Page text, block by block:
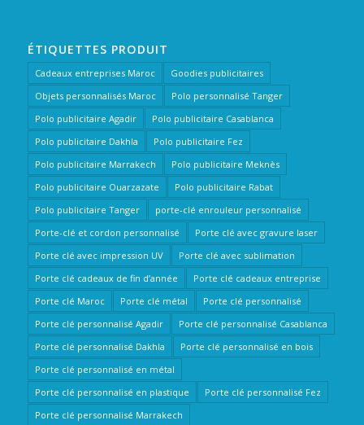
ÉTIQUETTES PRODUIT
Cadeaux entreprises Maroc
Goodies publicitaires
Objets personnalisés Maroc
Polo personnalisé Tanger
Polo publicitaire Agadir
Polo publicitaire Casablanca
Polo publicitaire Dakhla
Polo publicitaire Fez
Polo publicitaire Marrakech
Polo publicitaire Meknès
Polo publicitaire Ouarzazate
Polo publicitaire Rabat
Polo publicitaire Tanger
porte-clé enrouleur personnalisé
Porte-clé et cordon personnalisé
Porte clé avec gravure laser
Porte clé avec impression UV
Porte clé avec sublimation
Porte clé cadeaux de fin d’année
Porte clé cadeaux entreprise
Porte clé Maroc
Porte clé métal
Porte clé personnalisé
Porte clé personnalisé Agadir
Porte clé personnalisé Casablanca
Porte clé personnalisé Dakhla
Porte clé personnalisé en bois
Porte clé personnalisé en métal
Porte clé personnalisé en plastique
Porte clé personnalisé Fez
Porte clé personnalisé Marrakech